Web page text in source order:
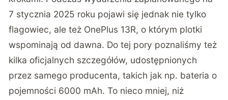
7 stycznia 2025 roku pojawi się jednak nie tylko
flagowiec, ale też OnePlus 13R, o którym plotki
wspominają od dawna. Do tej pory poznaliśmy też
kilka oficjalnych szczegółów, udostępnionych
przez samego producenta, takich jak np. bateria o
pojemności 6000 mAh. To nieco mniej, niż